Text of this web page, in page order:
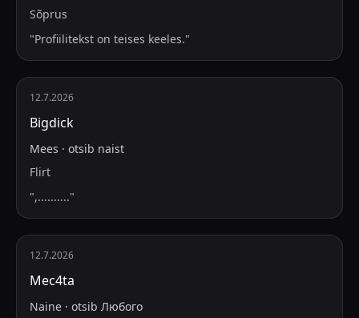
Sõprus
"Profiilitekst on teises keeles."
12.7.2026
Bigdick
Mees · otsib naist
Flirt
",.........."
12.7.2026
Mec4ta
Naine · otsib Любого